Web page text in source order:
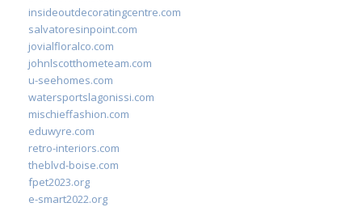
insideoutdecoratingcentre.com
salvatoresinpoint.com
jovialfloralco.com
johnlscotthometeam.com
u-seehomes.com
watersportslagonissi.com
mischieffashion.com
eduwyre.com
retro-interiors.com
theblvd-boise.com
fpet2023.org
e-smart2022.org